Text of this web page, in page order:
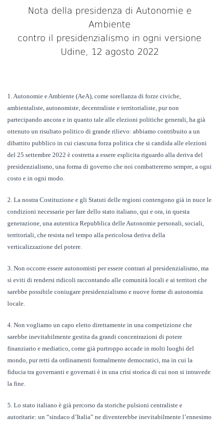
Nota della presidenza di Autonomie e
Ambiente
contro il presidenzialismo in ogni versione
Udine, 1 2 agosto 2022
1. Autonomie e Ambiente (AeA), come sorellanza di forze civiche,
ambientaliste, autonomiste, decentraliste e territorialiste, pur non
partecipando ancora e in quanto tale alle elezioni politiche generali, ha già
ottenuto un risultato politico di grande rilievo: abbiamo contribuito a un
dibattito pubblico in cui ciascuna forza politica che si candida alle elezioni
del 25 settembre 2022 è costretta a essere esplicita riguardo alla deriva del
presidenzialismo, una forma di governo che noi combatteremo sempre, a ogni
costo e in ogni modo.
2. La nostra Costituzione e gli Statuti delle regioni contengono già in nuce le
condizioni necessarie per fare dello stato italiano, qui e ora, in questa
generazione, una autentica Repubblica delle Autonomie personali, sociali,
territoriali, che resista nel tempo alla pericolosa deriva della
verticalizzazione del potere.
3. Non occorre essere autonomisti per essere contrari al presidenzialismo, ma
si eviti di rendersi ridicoli raccontando alle comunità locali e ai territori che
sarebbe possibile coniugare presidenzialismo e nuove forme di autonomia
locale.
4. Non vogliamo un capo eletto direttamente in una competizione che
sarebbe inevitabilmente gestita da grandi concentrazioni di potere
finanziario e mediatico, come già purtroppo accade in molti luoghi del
mondo, pur retti da ordinamenti formalmente democratici, ma in cui la
fiducia tra governanti e governati è in una crisi storica di cui non si intravede
la fine.
5. Lo stato italiano è già percorso da storiche pulsioni centraliste e
autoritarie: un “sindaco d’Italia” ne diventerebbe inevitabilmente l’ennesimo